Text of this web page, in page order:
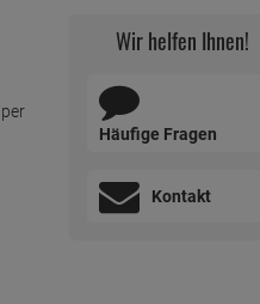
Wir helfen Ihnen!
Häufige Fragen
Kontakt